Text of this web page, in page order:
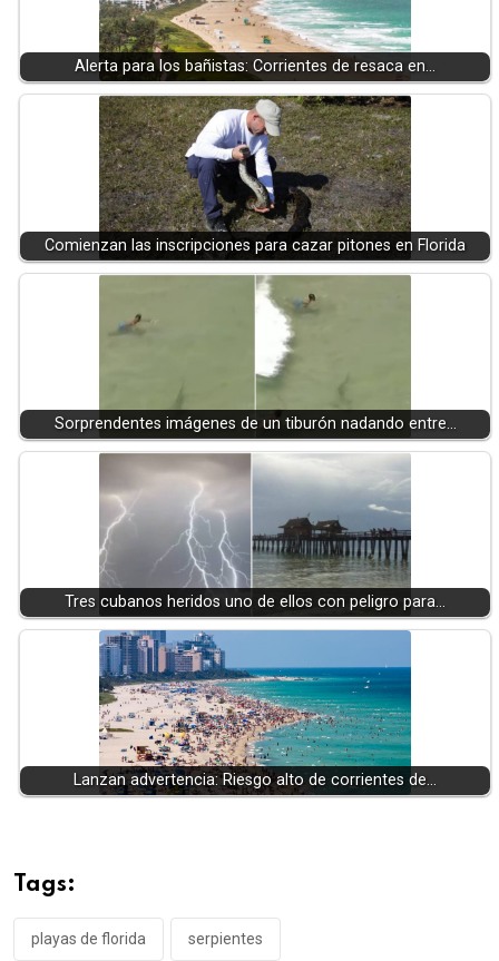
Alerta para los bañistas: Corrientes de resaca en…
Comienzan las inscripciones para cazar pitones en Florida
Sorprendentes imágenes de un tiburón nadando entre…
Tres cubanos heridos uno de ellos con peligro para…
Lanzan advertencia: Riesgo alto de corrientes de…
Tags:
playas de florida serpientes